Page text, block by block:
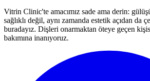
Vitrin Clinic'te amacımız sade ama derin:
sağlıklı değil, aynı zamanda estetik açıdan da
buradayız. Dişleri onarmaktan öteye geçen
bakımına inanıyoruz.